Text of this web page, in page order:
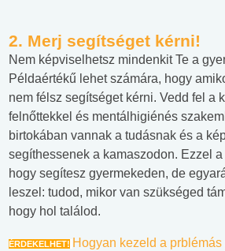
2. Merj segítséget kérni!
Nem képviselhetsz mindenkit Te a
Példaértékű lehet számára, hogy
nem félsz segítséget kérni. Vedd fel a
felnőttekkel és mentálhigiénés
birtokában vannak a tudásnak és a
segíthessenek a kamaszodon. Ezzel
hogy segítesz gyermekeden, de
leszel: tudod, mikor van szükséged
hogy hol találod.
ÉRDEKELHET! Hogyan kezeld a